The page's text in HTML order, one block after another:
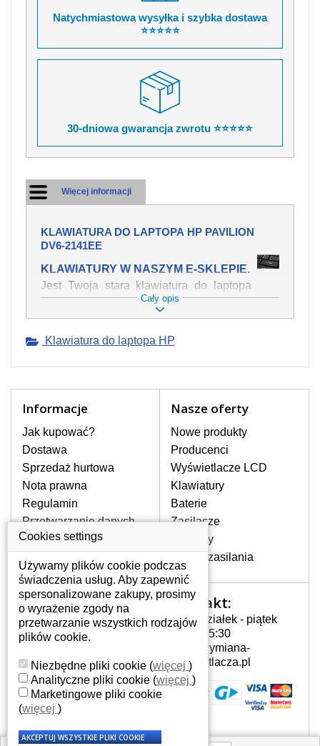
Natychmiastowa wysyłka i szybka dostawa
⭐⭐⭐⭐⭐
30-dniowa gwarancja zwrotu ⭐⭐⭐⭐⭐
Więcej informacji
KLAWIATURA DO LAPTOPA HP PAVILION
DV6-2141EE
KLAWIATURY W NASZYM E-SKLEPIE.
Jest Twoja stara klawiatura do laptopa
HP Pavilion dv6-2141ee mechanicznie
uszkodzona, polałeś ją płynem, który
swojej pozycji? Kup nową klawiaturę,
Oferujemy oryginalne klawiatury w
stronie internetowej ją znajdziesz za
pomocy wyszukiwarki. Wystarczy znać
model laptopa. Przy każdej klawiaturze
nie może brakować szczególowe zdjęcie
do aktualnego stanu naszego magazynu.
W JAKI SPOSÓB MOŻE SIĘ
PRZEJAWIAĆ USTERKA
Częstymi objawami są pomijanie liter
czy wyświetlanie innych liter oraz
dublowanie tych samych znaków. W
przypadku podlicia klawisze nie
powrócą do pierwotnej pozycji. Albo
też uszkodzenie mechaniczne, np.
JAK TO DZIAŁA?
Klawiatura składa się z kilku
warstw folii, z których przewodzą
przewodzące warstwy.
Cały opis
Klawiatura do laptopa HP
Informacje
Jak kupować?
Dostawa
Sprzedaż hurtowa
Nota prawna
Regulamin
Przetwarzanie danych
osobowych
Gdzie nas znajdziesz
Nasze oferty
Nowe produkty
Producenci
Wyświetlacze LCD
Klawiatury
Baterie
Zasilacze
Zawiasy
Złącza zasilania
Twoje konto
Twoje konto
Dane osobowe
Adresy
Historia zamówień
Kontakt:
Poniedziałek - piątek
7:00 - 15:30
info@wymiana-
wyswietlacza.pl
Cookies settings
Używamy plików cookie podczas
świadczenia usług. Aby zapewnić
spersonalizowane zakupy, prosimy
o wyrażenie zgody na
przetwarzanie wszystkich rodzajów
plików cookie.
Niezbędne pliki cookie (więcej )
Analityczne pliki cookie (więcej )
Marketingowe pliki cookie
(więcej )